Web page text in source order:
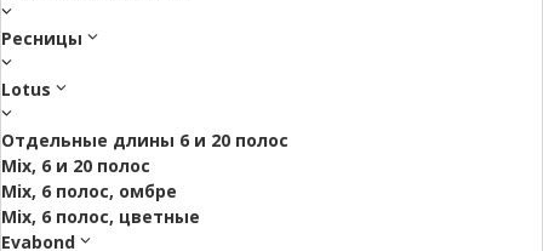
Ресницы
Lotus
Отдельные длины 6 и 20 полос
Mix, 6 и 20 полос
Mix, 6 полос, омбре
Mix, 6 полос, цветные
Evabond